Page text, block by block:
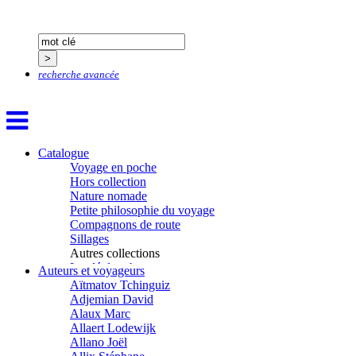
recherche avancée
Catalogue
Voyage en poche
Hors collection
Nature nomade
Petite philosophie du voyage
Compagnons de route
Sillages
Autres collections
La clé des champs
Chemins d’étoiles
Visions
Auteurs et voyageurs
Aïtmatov Tchinguiz
Adjemian David
Alaux Marc
Allaert Lodewijk
Allano Joël